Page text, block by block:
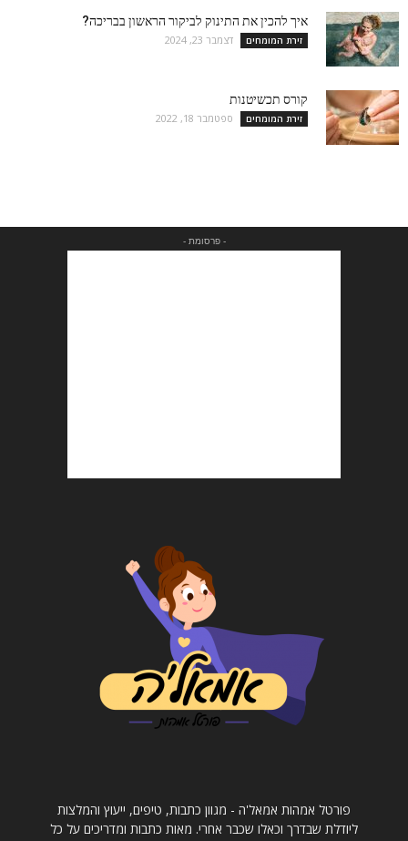
איך להכין את התינוק לביקור הראשון בבריכה?
זירת המומחים דצמבר 23, 2024
קורס תכשיטנות
זירת המומחים ספטמבר 18, 2022
- פרסומת -
פורטל אמהות אמאל'ה - מגוון כתבות, טיפים, ייעוץ והמלצות
ליודלת שבדרך וכאלו שכבר אחרי. מאות כתבות ומדריכים על כל